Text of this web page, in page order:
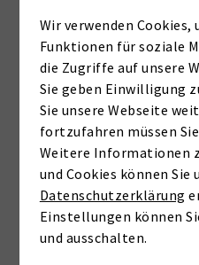
Wohnfläche
Preise
Kaufpreis
Provision
gesetzliche
Wir verwenden Cookies,
Funktionen für soziale
die Zugriffe auf unsere
Sie geben Einwilligung
Sie unsere Webseite
fortzufahren müssen
Weitere Informationen
und Cookies können Sie
Datenschutzerklärung
Einstellungen können
und ausschalten.